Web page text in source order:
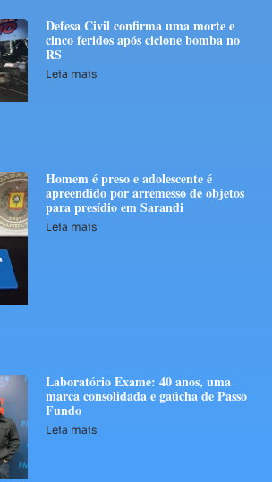
Defesa Civil confirma uma morte e
cinco feridos após ciclone bomba no
RS
Leia mais
Homem é preso e adolescente é
apreendido por arremesso de objetos
para presídio em Sarandi
Leia mais
Laboratório Exame: 40 anos, uma
marca consolidada e gaúcha de Passo
Fundo
Leia mais